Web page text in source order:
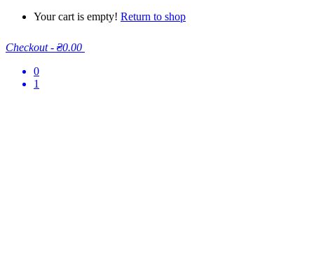
Your cart is empty! Return to shop
Checkout - ₴0.00
0
1